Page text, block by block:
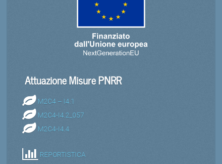
Attuazione Misure PNRR
M2C4 – I4.1
M2C4-I4.2_057
M2C4-I4.4
REPORTISTICA